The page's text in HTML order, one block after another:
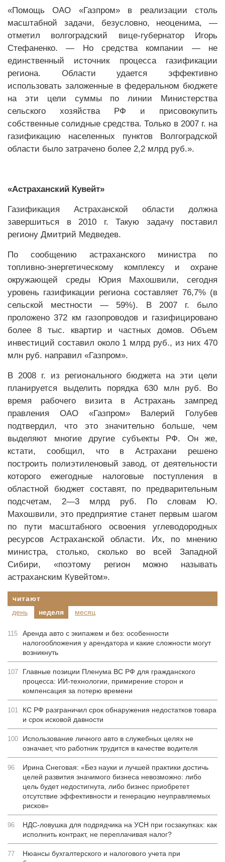
«Помощь ОАО «Газпром» в реализации столь
масштабной задачи, безусловно, неоценима, —
отметил волгоградский вице-губернатор Игорь
Стефаненко. — Но средства компании — не
единственный источник процесса газификации
региона. Области удается эффективно
использовать заложенные в федеральном бюджете
на эти цели суммы по линии Министерства
сельского хозяйства РФ и присовокупить
собственные солидные средства. Только в 2007 г. на
газификацию населенных пунктов Волгоградской
области было затрачено более 2,2 млрд руб.».
«Астраханский Кувейт»
Газификация Астраханской области должна
завершиться в 2010 г. Такую задачу поставил
региону Дмитрий Медведев.
По сообщению астраханского министра по
топливно-энергетическому комплексу и охране
окружающей среды Юрия Махошвили, сегодня
уровень газификации региона составляет 76,7% (в
сельской местности — 59%). В 2007 г. было
проложено 372 км газопроводов и газифицировано
более 8 тыс. квартир и частных домов. Объем
инвестиций составил около 1 млрд руб., из них 470
млн руб. направил «Газпром».
В 2008 г. из регионального бюджета на эти цели
планируется выделить порядка 630 млн руб. Во
время рабочего визита в Астрахань зампред
правления ОАО «Газпром» Валерий Голубев
подтвердил, что это значительно больше, чем
выделяют многие другие субъекты РФ. Он же,
кстати, сообщил, что в Астрахани решено
построить полиэтиленовый завод, от деятельности
которого ежегодные налоговые поступления в
областной бюджет составят, по предварительным
подсчетам, 2—3 млрд руб. По словам Ю.
Махошвили, это предприятие станет первым шагом
по пути масштабного освоения углеводородных
ресурсов Астраханской области. Их, по мнению
министра, столько, сколько во всей Западной
Сибири, «поэтому регион можно называть
астраханским Кувейтом».
читают
день
неделя месяц
115
Аренда авто с экипажем и без: особенности
налогообложения у арендатора и какие сложности могут
возникнуть
107
Главные позиции Пленума ВС РФ для гражданского
процесса: ИИ-технологии, примирение сторон и
компенсация за потерю времени
101
КС РФ разграничил срок обнаружения недостатков товара
и срок исковой давности
100
Использование личного авто в служебных целях не
означает, что работник трудится в качестве водителя
96
Ирина Снеговая: «Без науки и лучшей практики достичь
целей развития значимого бизнеса невозможно: либо
цель будет недостигнута, либо бизнес приобретет
отсутствие эффективности и генерацию неуправляемых
рисков»
96
НДС-ловушка для подрядчика на УСН при госзакупках: как
исполнить контракт, не переплачивая налог?
77
Нюансы бухгалтерского и налогового учета при